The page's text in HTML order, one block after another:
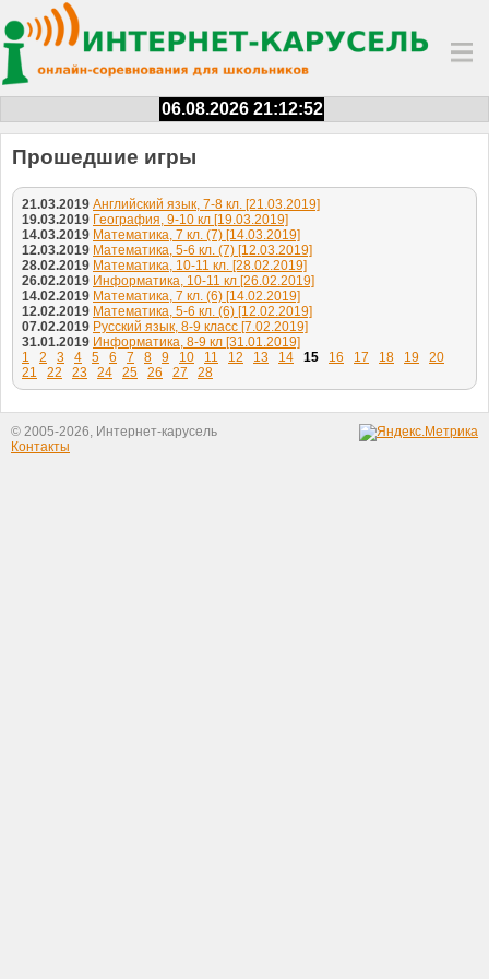
06.08.2026 21:12:52
Прошедшие игры
21.03.2019 Английский язык, 7-8 кл. [21.03.2019]
19.03.2019 География, 9-10 кл [19.03.2019]
14.03.2019 Математика, 7 кл. (7) [14.03.2019]
12.03.2019 Математика, 5-6 кл. (7) [12.03.2019]
28.02.2019 Математика, 10-11 кл. [28.02.2019]
26.02.2019 Информатика, 10-11 кл [26.02.2019]
14.02.2019 Математика, 7 кл. (6) [14.02.2019]
12.02.2019 Математика, 5-6 кл. (6) [12.02.2019]
07.02.2019 Русский язык, 8-9 класс [7.02.2019]
31.01.2019 Информатика, 8-9 кл [31.01.2019]
1
2 3 4 5 6 7 8 9 10 11 12 13 14 15 16 17 18 19
20
21
22 23 24 25 26 27 28
© 2005-2026, Интернет-карусель
Контакты